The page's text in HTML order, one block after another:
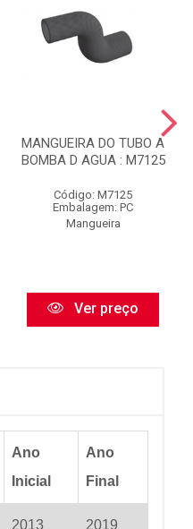
MANGUEIRA DO TUBO A
BOMBA D AGUA : M7125
Código: M7125
Embalagem: PC
Mangueira
Ver preço
Ano
Inicial
Ano
Final
2013 2019